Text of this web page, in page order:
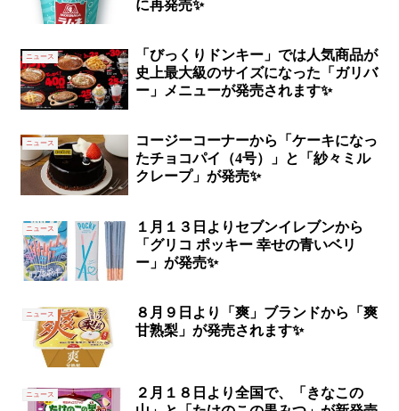
に再発売✨
ニュース
「びっくりドンキー」では人気商品が
史上最大級のサイズになった「ガリバ
ー」メニューが発売されます✨
ニュース
コージーコーナーから「ケーキになっ
たチョコパイ（4号）」と「紗々ミル
クレープ」が発売✨
ニュース
１月１３日よりセブンイレブンから
「グリコ ポッキー 幸せの青いベリ
ー」が発売✨
ニュース
８月９日より「爽」ブランドから「爽
甘熟梨」が発売されます✨
ニュース
２月１８日より全国で、「きなこの